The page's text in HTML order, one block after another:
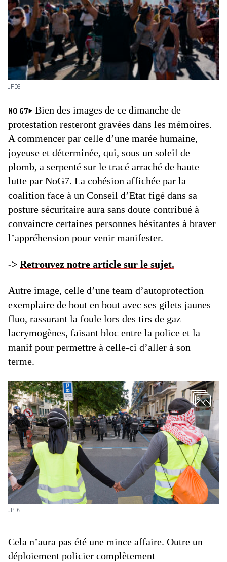
JPDS
NO G7
Bien des images de ce dimanche de
protestation resteront gravées dans les mémoires.
A commencer par celle d’une marée humaine,
joyeuse et déterminée, qui, sous un soleil de
plomb, a serpenté sur le tracé arraché de haute
lutte par NoG7. La cohésion affichée par la
coalition face à un Conseil d’Etat figé dans sa
posture sécuritaire aura sans doute contribué à
convaincre certaines personnes hésitantes à braver
l’appréhension pour venir manifester.
-> Retrouvez notre article sur le sujet.
Autre image, celle d’une team d’autoprotection
exemplaire de bout en bout avec ses gilets jaunes
fluo, rassurant la foule lors des tirs de gaz
lacrymogènes, faisant bloc entre la police et la
manif pour permettre à celle-ci d’aller à son
terme.
JPDS
Cela n’aura pas été une mince affaire. Outre un
déploiement policier complètement